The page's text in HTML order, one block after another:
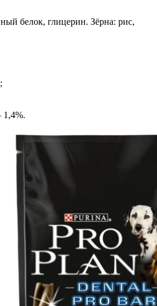
белок, глицерин. Зёрна: рис,
1,4%.